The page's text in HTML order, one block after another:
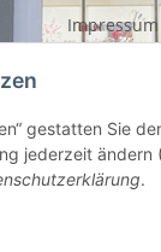
gestatten Sie
jederzeit
.
Impressum